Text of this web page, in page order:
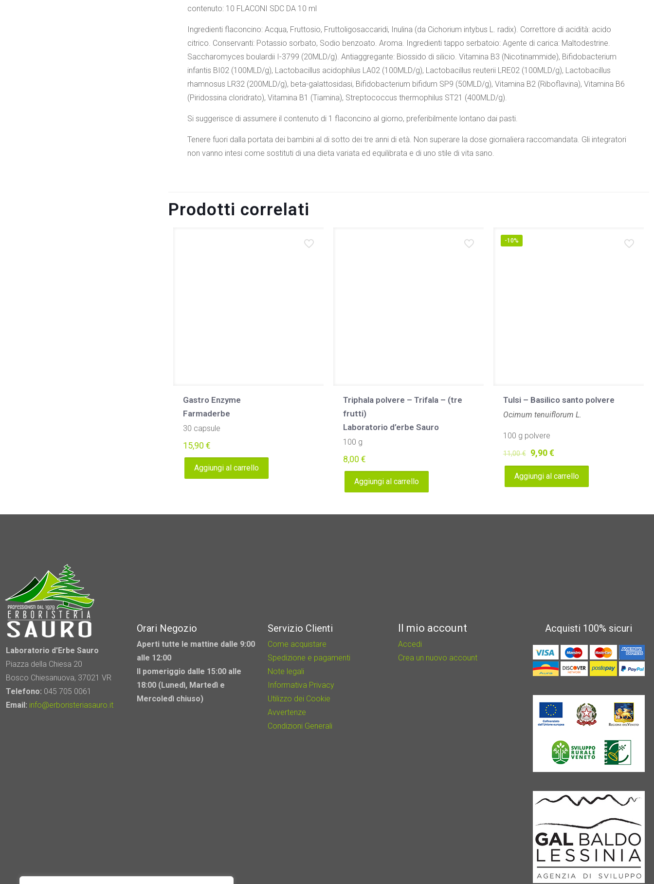
contenuto: 10 FLACONI SDC DA 10 ml
Ingredienti flaconcino: Acqua, Fruttosio, Fruttoligosaccaridi, Inulina (da Cichorium intybus L. radix). Correttore di acidità: acido
citrico. Conservanti: Potassio sorbato, Sodio benzoato. Aroma. Ingredienti tappo serbatoio: Agente di carica: Maltodestrine.
Saccharomyces boulardii I-3799 (20MLD/g). Antiaggregante: Biossido di silicio. Vitamina B3 (Nicotinammide), Bifidobacterium
infantis BI02 (100MLD/g), Lactobacillus acidophilus LA02 (100MLD/g), Lactobacillus reuterii LRE02 (100MLD/g), Lactobacillus
rhamnosus LR32 (200MLD/g), beta-galattosidasi, Bifidobacterium bifidum SP9 (50MLD/g), Vitamina B2 (Riboflavina), Vitamina B6
(Piridossina cloridrato), Vitamina B1 (Tiamina), Streptococcus thermophilus ST21 (400MLD/g).
Si suggerisce di assumere il contenuto di 1 flaconcino al giorno, preferibilmente lontano dai pasti.
Tenere fuori dalla portata dei bambini al di sotto dei tre anni di età. Non superare la dose giornaliera raccomandata. Gli integratori
non vanno intesi come sostituti di una dieta variata ed equilibrata e di uno stile di vita sano.
Prodotti correlati
Gastro Enzyme
Farmaderbe
30 capsule
15,90 €
Aggiungi al carrello
Triphala polvere – Trifala – (tre
frutti)
Laboratorio d’erbe Sauro
100 g
8,00 €
Aggiungi al carrello
-10%
Tulsi – Basilico santo polvere
Ocimum tenuiflorum L.
100 g polvere
11,00€ Il
prezzo
originale
9,90€Il
prezzo
attuale
Aggiungi al carrello
Laboratorio d'Erbe Sauro
Piazza della Chiesa 20
Bosco Chiesanuova, 37021 VR
Telefono: 045 705 0061
Email: info@erboristeriasauro.it
Orari Negozio
Aperti tutte le mattine dalle 9:00
alle 12:00
Il pomeriggio dalle 15:00 alle
18:00 (Lunedì, Martedì e
Mercoledì chiuso)
Servizio Clienti
Come acquistare
Spedizione e pagamenti
Note legali
Informativa Privacy
Utilizzo dei Cookie
Avvertenze
Condizioni Generali
Il mio account
Accedi
Crea un nuovo account
Acquisti 100% sicuri